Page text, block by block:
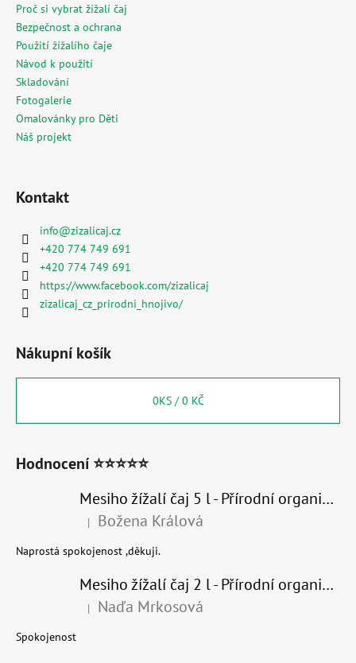
Proč si vybrat žížalí čaj
Bezpečnost a ochrana
Použití žížalího čaje
Návod k použití
Skladování
Fotogalerie
Omalovánky pro Děti
Náš projekt
Kontakt
info@zizalicaj.cz
+420 774 749 691
+420 774 749 691
https://www.facebook.com/zizalicaj
zizalicaj_cz_prirodni_hnojivo/
Nákupní košík
0KS /0 KČ
Hodnocení ⭐⭐⭐⭐⭐
Mesiho žížalí čaj 5 l - Přírodní organické hnojivo 100% nature
Hodnocení produktu je 5 z 5 hvězdiček.
| Božena Králová
Naprostá spokojenost ,děkuji.
Mesiho žížalí čaj 2 l - Přírodní organické hnojivo 100% nature - recyklovaný obal
Hodnocení produktu je 5 z 5 hvězdiček.
| Naďa Mrkosová
Spokojenost